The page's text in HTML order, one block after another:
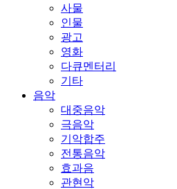
사물
인물
광고
영화
다큐멘터리
기타
음악
대중음악
극음악
기악합주
전통음악
효과음
관현악